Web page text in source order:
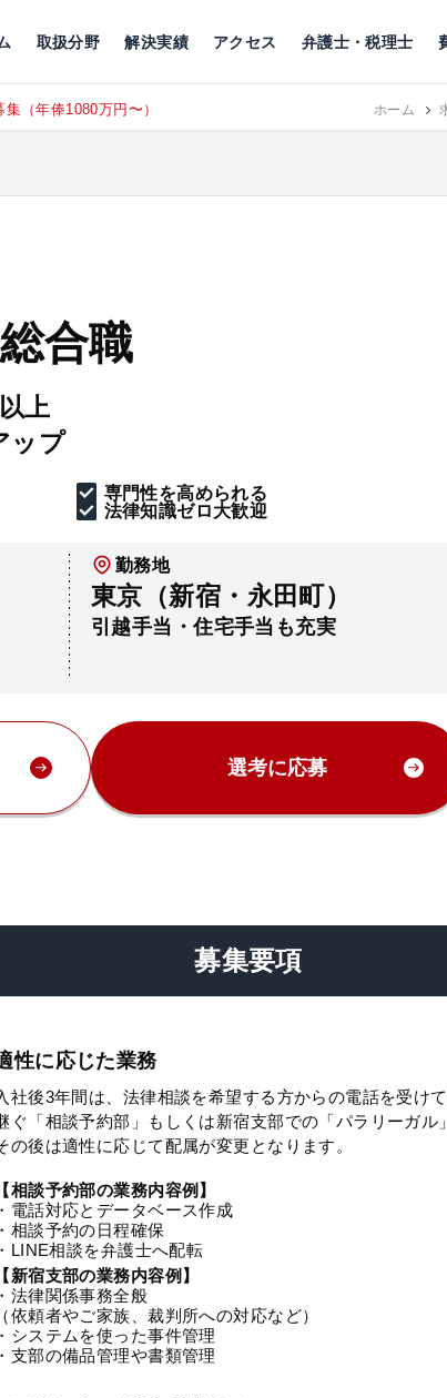
取扱分野 解決実績 アクセス 弁護士・税理士
（年俸1080万円〜） RECRUIT 東
合職
上
ップ
専門性を高められる
法律知識ゼロ大歓迎
勤務地
東京（新宿・永田町）
引越手当・住宅手当も充実
選考に応募
募集要項
性に応じた業務
社後3年間は、法律相談を希望する方からの電話を受け
ぐ「相談予約部」もしくは新宿支部での「パラリーガル
の後は適性に応じて配属が変更となります。
相談予約部の業務内容例】
電話対応とデータベース作成
相談予約の日程確保
LINE相談を弁護士へ配転
新宿支部の業務内容例】
法律関係事務全般
依頼者やご家族、裁判所への対応など）
システムを使った事件管理
支部の備品管理や書類管理
ホーム